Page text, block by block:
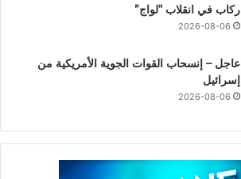
ركاب في انقلاب “لواج”
2026-08-06
عاجل – إنسحاب القوات الجوية الأمريكية من
إسرائيل
2026-08-06